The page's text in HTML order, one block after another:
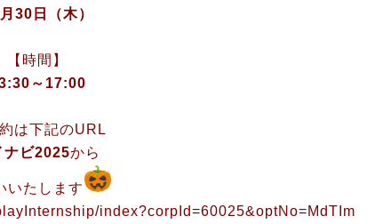
30日（木）
【時間】
～17:00
は下記のURL
ナビ2025から
いたします
index?corpId=60025&optNo=MdTIm